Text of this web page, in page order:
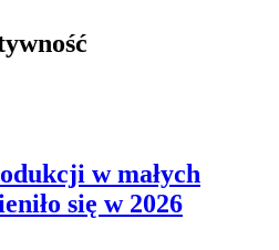
w małych
się w 2026